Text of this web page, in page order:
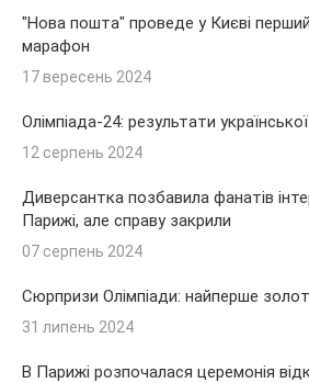
"Нова пошта" проведе у Києві
марафон
17 вересень 2024
Олімпіада-24: результати української
12 серпень 2024
Диверсантка позбавила фанатів
Парижі, але справу закрили
07 серпень 2024
Сюрпризи Олімпіади: найперше
31 липень 2024
В Парижі розпочалася церемонія